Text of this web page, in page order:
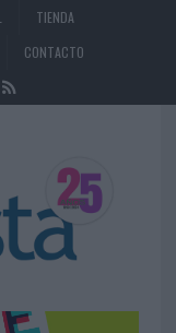
TIENDA
CONTACTO